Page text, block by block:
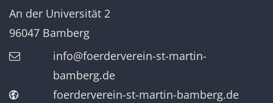
An der Universität 2
96047 Bamberg
info@foerderverein-st-martin-
bamberg.de
foerderverein-st-martin-bamberg.de